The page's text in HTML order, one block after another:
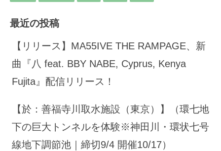
最近の投稿
【リリース】MA55IVE THE RAMPAGE、新
曲『八 feat. BBY NABE, Cyprus, Kenya
Fujita』配信リリース！
【於：善福寺川取水施設（東京）】（環七地
下の巨大トンネルを体験※神田川・環状七号
線地下調節池｜締切9/4 開催10/17）